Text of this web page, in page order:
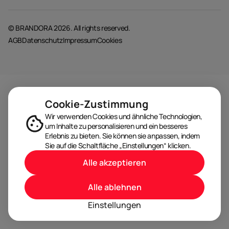
© BRANDORA 2026. All rights reserved.
AGBDatenschutzImpressumCookies
Cookie-Zustimmung
Wir verwenden Cookies und ähnliche Technologien,
um Inhalte zu personalisieren und ein besseres
Erlebnis zu bieten. Sie können sie anpassen, indem
Sie auf die Schaltfläche „Einstellungen“ klicken.
Einstellungen
Alle ablehnen
Alle akzeptieren